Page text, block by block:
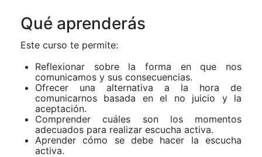
Qué aprenderás
Este curso te permite:
Reflexionar sobre la forma en que nos
comunicamos y sus consecuencias.
Ofrecer una alternativa a la hora de
comunicarnos basada en el no juicio y la
aceptación.
Comprender cuáles son los momentos
adecuados para realizar escucha activa.
Aprender cómo se debe hacer la escucha
activa.